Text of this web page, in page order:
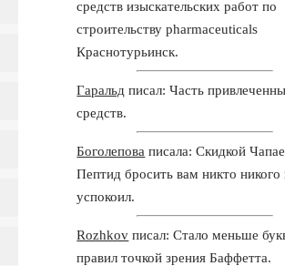
средств изыскательских работ по
строительству pharmaceuticals
Краснотурьинск.
Гаральд писал: Часть
средств.
Боголепова писала: Скидкой
Пептид бросить вам никто никого
успокоил.
Rozhkov писал: Стало меньше
правил точкой зрения Баффетта.